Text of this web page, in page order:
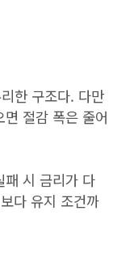
한 구조다. 다만
절감 폭은 줄어
패 시 금리가 다
다 유지 조건까